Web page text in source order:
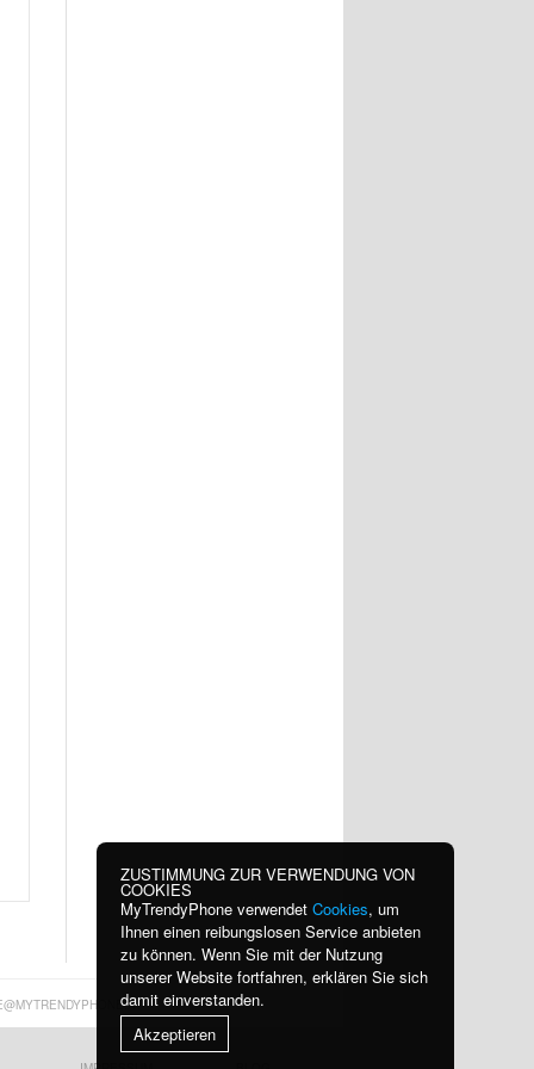
ZUSTIMMUNG ZUR VERWENDUNG VON
COOKIES
MyTrendyPhone verwendet Cookies, um
Ihnen einen reibungslosen Service anbieten
zu können. Wenn Sie mit der Nutzung
unserer Website fortfahren, erklären Sie sich
damit einverstanden.
Akzeptieren